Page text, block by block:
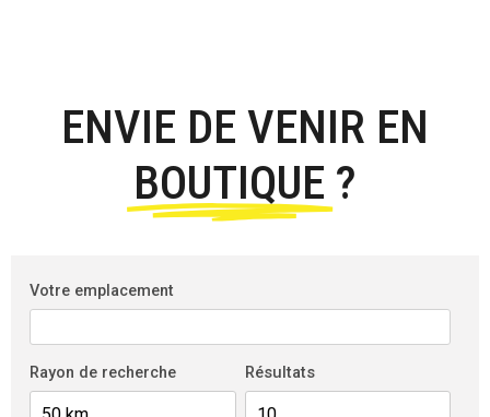
ENVIE DE VENIR EN
BOUTIQUE ?
Votre emplacement
Rayon de recherche Résultats